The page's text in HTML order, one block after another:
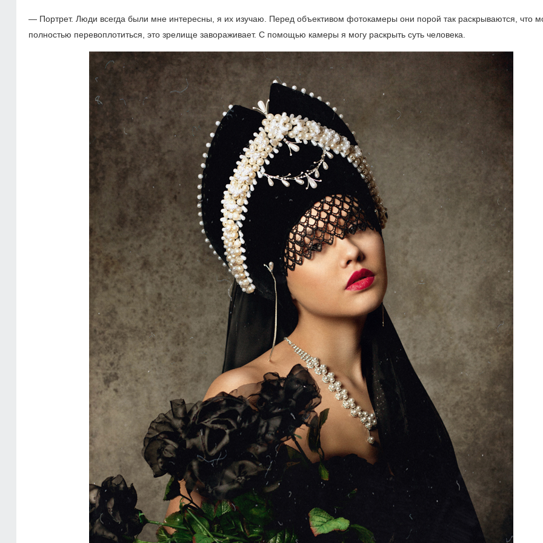
— Портрет. Люди всегда были мне интересны, я их изучаю. Перед объективом фотокамеры они порой так раскрываются, что
полностью перевоплотиться, это зрелище завораживает. С помощью камеры я могу раскрыть суть человека.